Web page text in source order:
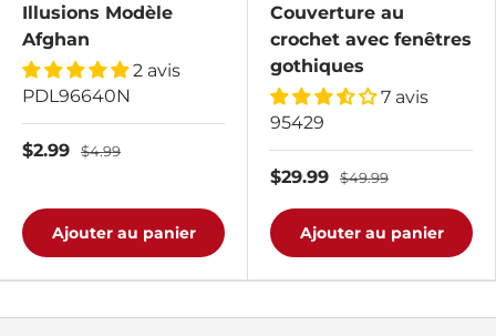
Illusions Modèle
Afghan
2 avis
PDL96640N
$2.99 $4.99
Ajouter au panier
Couverture au
crochet avec fenêtres
gothiques
7 avis
95429
$29.99 $49.99
Ajouter au panier